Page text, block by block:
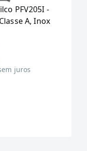
PFV205I -
A, Inox
juros